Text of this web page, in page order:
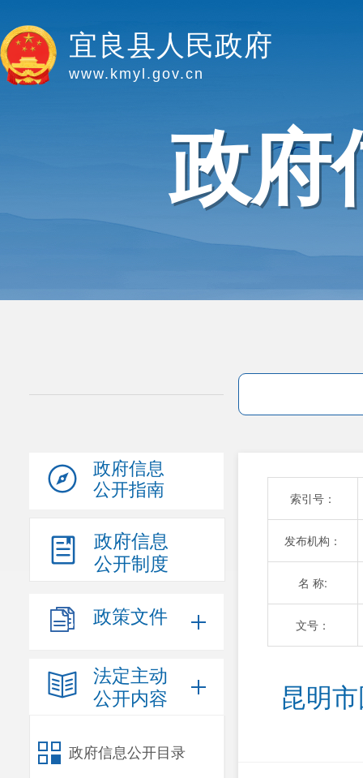
宜良县人民政府
www.kmyl.gov.cn
政府
政府信息
公开指南
政府信息
公开制度
政策文件
法定主动
公开内容
政府信息公开目录
索引号：
发布机构：
名 称:
文号：
昆明